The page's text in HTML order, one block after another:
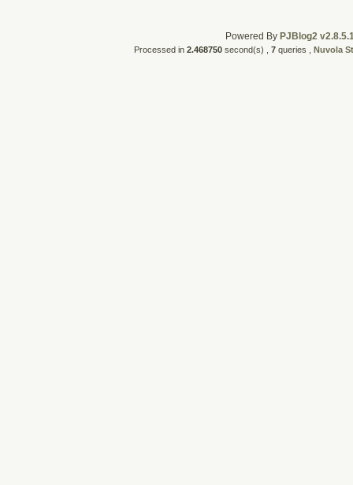
Powered By PJBlog2
Processed in 2.468750 second(s) , 7 queries , Nuvola